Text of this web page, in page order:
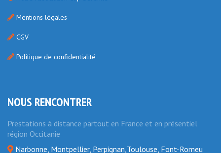
Mentions légales
CGV
Politique de confidentialité
NOUS RENCONTRER
Prestations à distance partout en France et en présentiel
région Occitanie
Narbonne, Montpellier, Perpignan,Toulouse, Font-Romeu